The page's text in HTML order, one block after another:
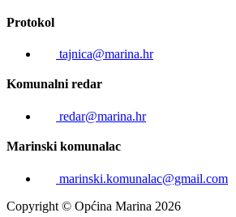
Protokol
tajnica@marina.hr
Komunalni redar
redar@marina.hr
Marinski komunalac
marinski.komunalac@gmail.com
Copyright © Općina Marina 2026